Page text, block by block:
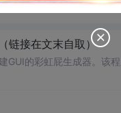
链接在文末自取）
的彩虹屁生成器。该